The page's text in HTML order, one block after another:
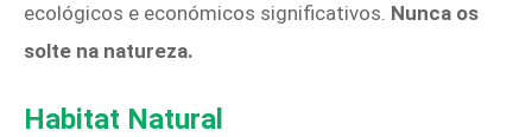
ecológicos e económicos significativos. Nunca os
solte na natureza.
Habitat Natural